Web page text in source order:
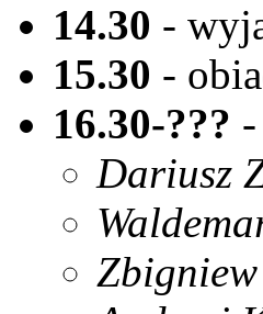
14.30 -
15.30 -
16.30-???
Dariusz